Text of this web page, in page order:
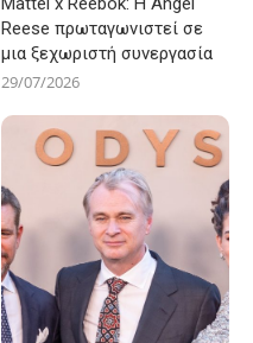
Reese πρωταγωνιστεί σε
μια ξεχωριστή συνεργασία
29/07/2026